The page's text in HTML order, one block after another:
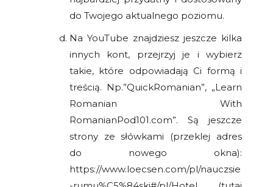
do Twojego aktualnego poziomu.
Na YouTube znajdziesz jeszcze kilka
innych kont, przejrzyj je i wybierz
takie, które odpowiadają Ci formą i
treścią. Np.”QuickRomanian”, „Learn
Romanian With
RomanianPod101.com”. Są jeszcze
strony ze słówkami (przeklej adres
do nowego okna):
https://www.loecsen.com/pl/nauczsie